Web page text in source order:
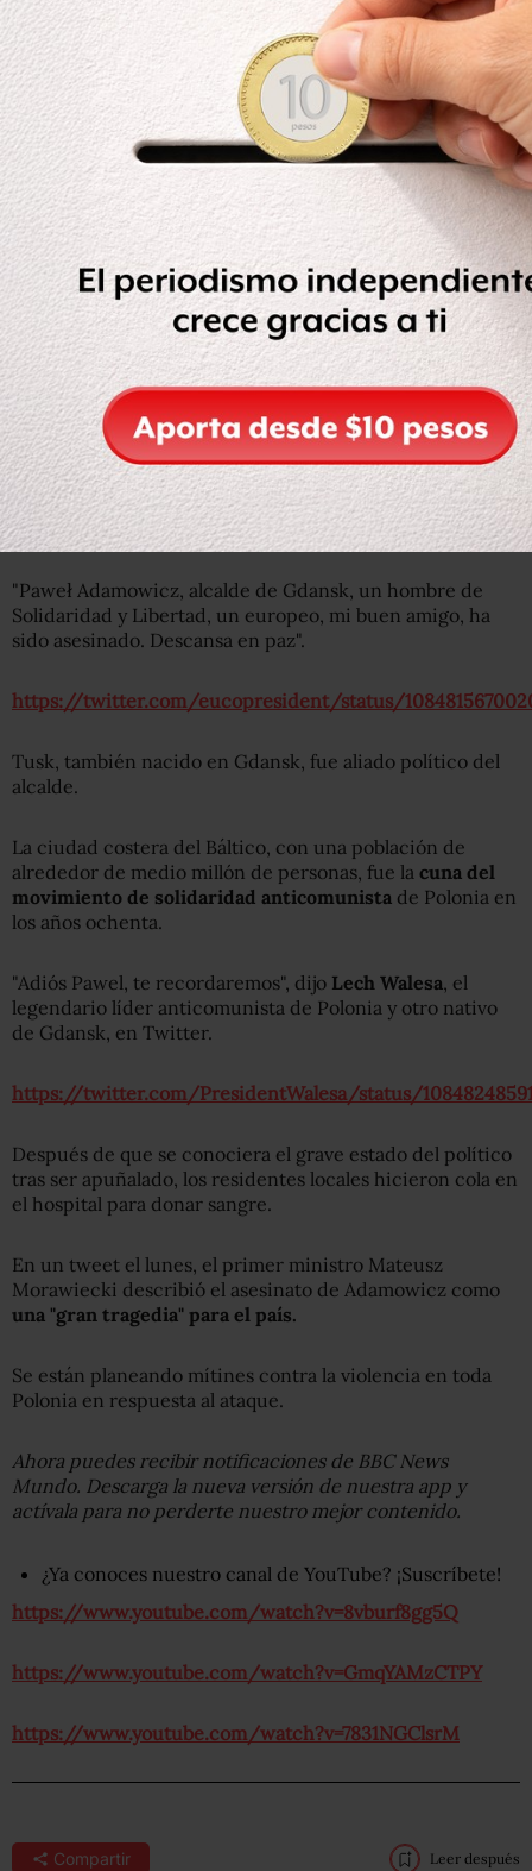
recaudan dinero para equipos médicos en los hospitales.
https://www.instagram.com/p/BsledmdHaWz/
"A pesar de todos nuestros esfuerzos, no lo salvamos", dijo
este lunes el doctor Tomasz Stefaniak, director del
hospital de la Universidad de Gdansk, a los medios
locales.
Momentos antes de ser apuñalado, Adamowicz había
publicado en Instagram una foto desde el escenario.
"Mi buen amigo"
Según el corresponsal de la BBC en Varsovia, Adam
Easton, este asesinato ha dejado a Polonia en estado de
shock.
El presidente del Consejo Europeo, el polaco Donald
Tusk,publicó un twitt despidiendo a su amigo.
"Paweł Adamowicz, alcalde de Gdansk, un hombre de
Solidaridad y Libertad, un europeo, mi buen amigo, ha
sido asesinado. Descansa en paz".
https://twitter.com/eucopresident/status/
Tusk, también nacido en Gdansk, fue aliado político del
alcalde.
La ciudad costera del Báltico, con una población de
alrededor de medio millón de personas, fue la cuna del
movimiento de solidaridad anticomunista de Polonia en
los años ochenta.
"Adiós Pawel, te recordaremos", dijo Lech Walesa, el
legendario líder anticomunista de Polonia y otro nativo
de Gdansk, en Twitter.
https://twitter.com/PresidentWalesa/status/
Después de que se conociera el grave estado del político
tras ser apuñalado, los residentes locales hicieron cola en
el hospital para donar sangre.
En un tweet el lunes, el primer ministro Mateusz
Morawiecki describió el asesinato de Adamowicz como
una "gran tragedia" para el país.
Se están planeando mítines contra la violencia en toda
Polonia en respuesta al ataque.
Ahora puedes recibir notificaciones de BBC News
Mundo. Descarga la nueva versión de nuestra app y
actívala para no perderte nuestro mejor contenido.
¿Ya conoces nuestro canal de YouTube? ¡Suscríbete!
https://www.youtube.com/watch?v=8vburf8gg5Q
https://www.youtube.com/watch?v=GmqYAMzCTPY
https://www.youtube.com/watch?v=7831NGClsrM
Compartir Leer después